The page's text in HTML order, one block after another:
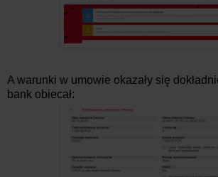
A warunki w umowie okazały się
bank obiecał: